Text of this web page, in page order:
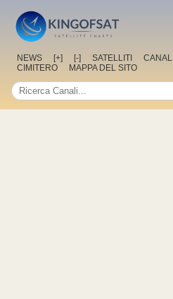
NEWS [+] [-] SATELLITI CANALI
CIMITERO
MAPPA DEL SITO